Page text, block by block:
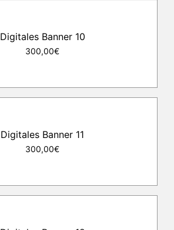
Digitales Banner 10
300,00€
Digitales Banner 11
300,00€